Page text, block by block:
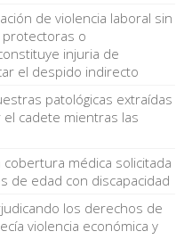
de violencia laboral sin
protectoras o
injuria de
el despido indirecto
patológicas extraídas
cadete mientras las
médica solicitada
de edad con discapacidad
los derechos de
violencia económica y